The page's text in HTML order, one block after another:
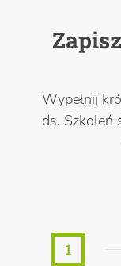
Wypełnij
ds. Szkoleń
1